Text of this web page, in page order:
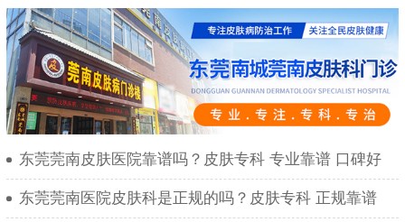
东莞莞南皮肤医院靠谱吗？皮肤专科 专业靠谱 口碑好
东莞莞南医院皮肤科是正规的吗？皮肤专科 正规靠谱